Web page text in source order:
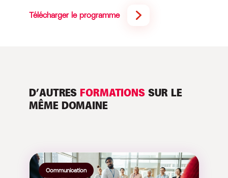
Télécharger le programme
D’AUTRES FORMATIONSSUR LE
MÊME DOMAINE
Communication